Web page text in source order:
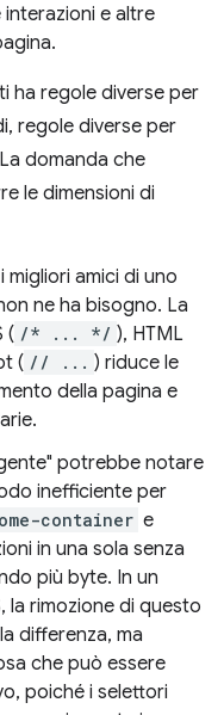
e altre
ha regole diverse per
regole diverse per
domanda che
le dimensioni di
amici di uno
ne ha bisogno. La
( /* ... */ ), HTML
( // ... ) riduce le
della pagina e
potrebbe notare
inefficiente per
container e
in una sola senza
più byte. In un
la rimozione di questo
differenza, ma
che può essere
poiché i selettori